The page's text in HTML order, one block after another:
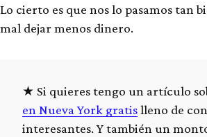
Lo cierto es que nos lo pasamos tan
mal dejar menos dinero.
Si quieres tengo un artículo
en Nueva York gratislleno de
interesantes. Y también un